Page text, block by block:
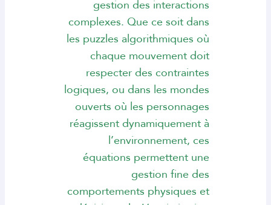
gestion des interactions
complexes. Que ce soit dans
les puzzles algorithmiques où
chaque mouvement doit
respecter des contraintes
logiques, ou dans les mondes
ouverts où les personnages
réagissent dynamiquement à
l’environnement, ces
équations permettent une
gestion fine des
comportements physiques et